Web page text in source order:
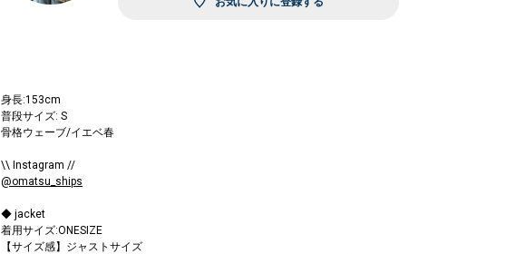
身長:153cm
普段サイズ: S
骨格ウェーブ/イエベ春
\\ Instagram //
@omatsu_ships
◆ jacket
着用サイズ:ONESIZE
【サイズ感】ジャストサイズ